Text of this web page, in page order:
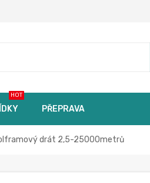
HOT
PŘEPRAVA
drát 2,5-25000metrů